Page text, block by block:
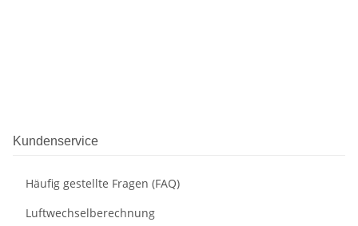
Kundenservice
Häufig gestellte Fragen (FAQ)
Luftwechselberechnung